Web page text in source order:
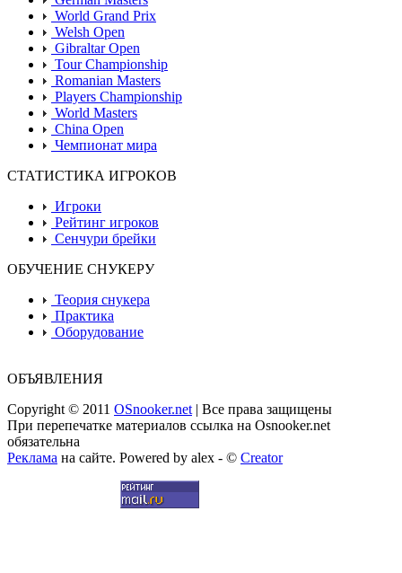
World Grand Prix
Welsh Open
Gibraltar Open
Tour Championship
Romanian Masters
Players Championship
World Masters
China Open
Чемпионат мира
СТАТИСТИКА ИГРОКОВ
Игроки
Рейтинг игроков
Сенчури брейки
ОБУЧЕНИЕ СНУКЕРУ
Теория снукера
Практика
Оборудование
ОБЪЯВЛЕНИЯ
Copyright © 2011 OSnooker.net| Все права защищены
При перепечатке материалов ссылка на Osnooker.net
обязательна
Реклама на сайте. Powered by alex - © Creator